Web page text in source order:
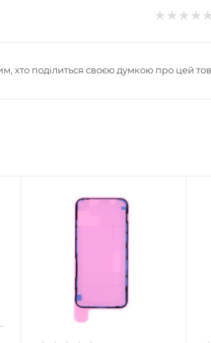
хто поділиться своєю думкою про цей